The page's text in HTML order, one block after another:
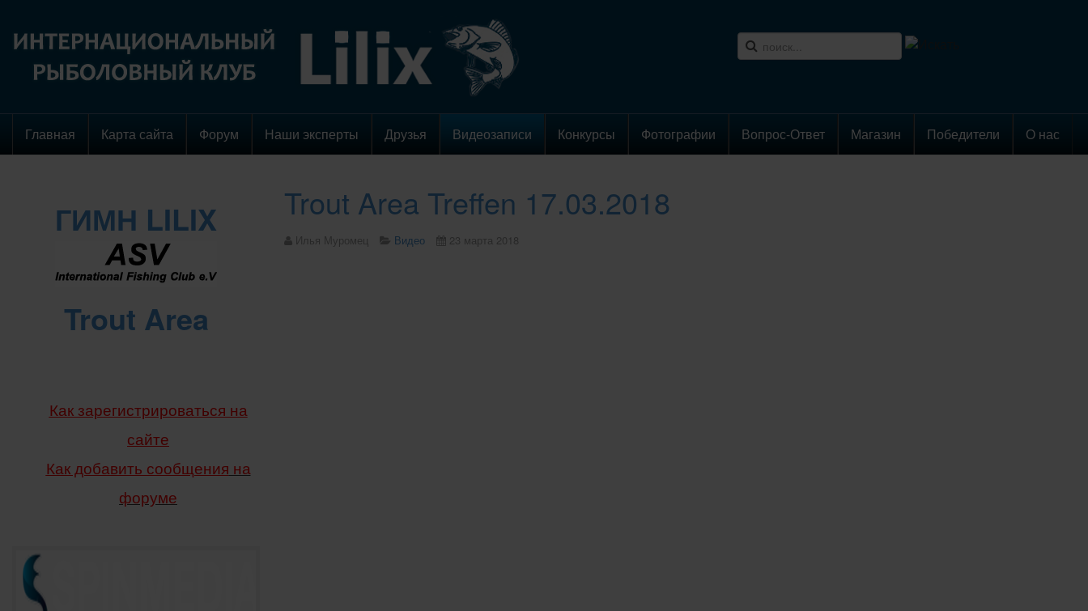
Главная Карта сайта Форум Наши эксперты Друзья Видеозаписи Конкурсы Фотографии Вопрос-Ответ Магазин Победители О нас
Trout Area Treffen 17.03.2018
Илья Муромец Видео 23 марта 2018
ГИМН LILIX
Trout Area
Как зарегистрироваться на
сайте
Как добавить сообщения на
форуме